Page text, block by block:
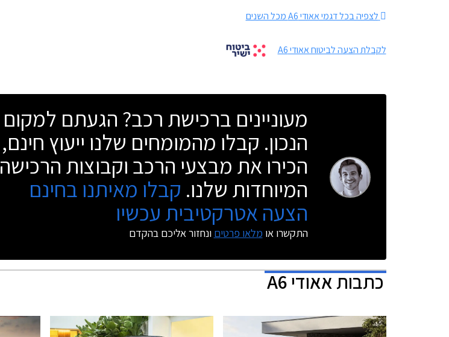
לצפיה בכל דגמי אאודי A6 מכל השנים
לקבלת הצעה לביטוח אאודי A6
מעוניינים ברכישת רכב? הגעתם למקום
הנכון. קבלו מהמומחים שלנו ייעוץ חינם,
הכירו את מבצעי הרכב וקבוצות הרכישה
המיוחדות שלנו. קבלו מאיתנו בחינם
הצעה אטרקטיבית עכשיו
התקשרו או מלאו פרטים ונחזור אליכם בהקדם
כתבותאאודי A6